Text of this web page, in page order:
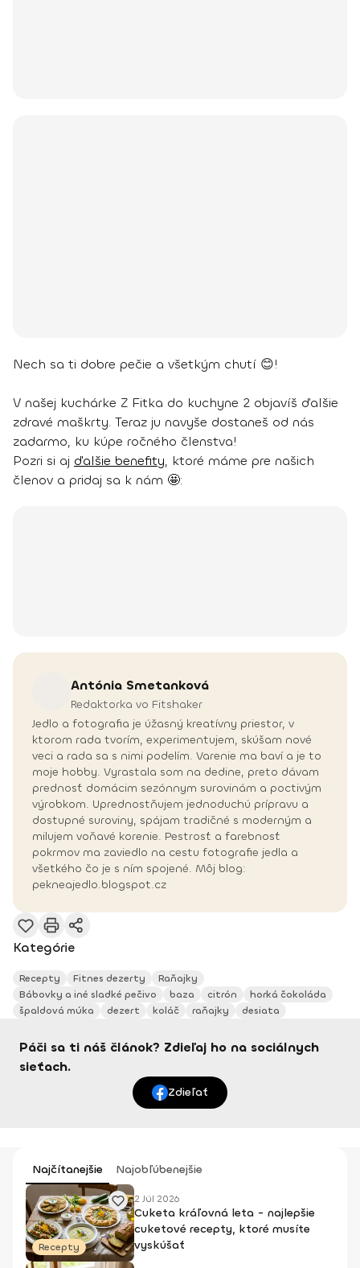
Nech sa ti dobre pečie a všetkým chutí 😊!
V našej kuchárke Z Fitka do kuchyne 2 objavíš ďalšie
zdravé maškrty. Teraz ju navyše dostaneš od nás
zadarmo, ku kúpe ročného členstva!
Pozri si aj ďalšie benefity, ktoré máme pre našich
členov a pridaj sa k nám 🤩:
Antónia Smetanková
Redaktorka vo Fitshaker
Jedlo a fotografia je úžasný kreatívny priestor, v
ktorom rada tvorím, experimentujem, skúšam nové
veci a rada sa s nimi podelím. Varenie ma baví a je to
moje hobby. Vyrastala som na dedine, preto dávam
prednosť domácim sezónnym surovinám a poctivým
výrobkom. Uprednostňujem jednoduchú prípravu a
dostupné suroviny, spájam tradičné s moderným a
milujem voňavé korenie. Pestrosť a farebnosť
pokrmov ma zaviedlo na cestu fotografie jedla a
všetkého čo je s ním spojené. Môj blog:
pekneajedlo.blogspot.cz
Kategórie
Recepty Fitnes dezerty
Raňajky
Bábovky a iné sladké pečivo
baza citrón
horká čokoláda
špaldová múka
dezert koláč raňajky desiata
Páči sa ti náš článok? Zdieľaj ho na sociálnych
sieťach.
Zdieľať
Najčítanejšie Najobľúbenejšie
Recepty
2 Júl 2026
Cuketa kráľovná leta - najlepšie
cuketové recepty, ktoré musíte
vyskúšať